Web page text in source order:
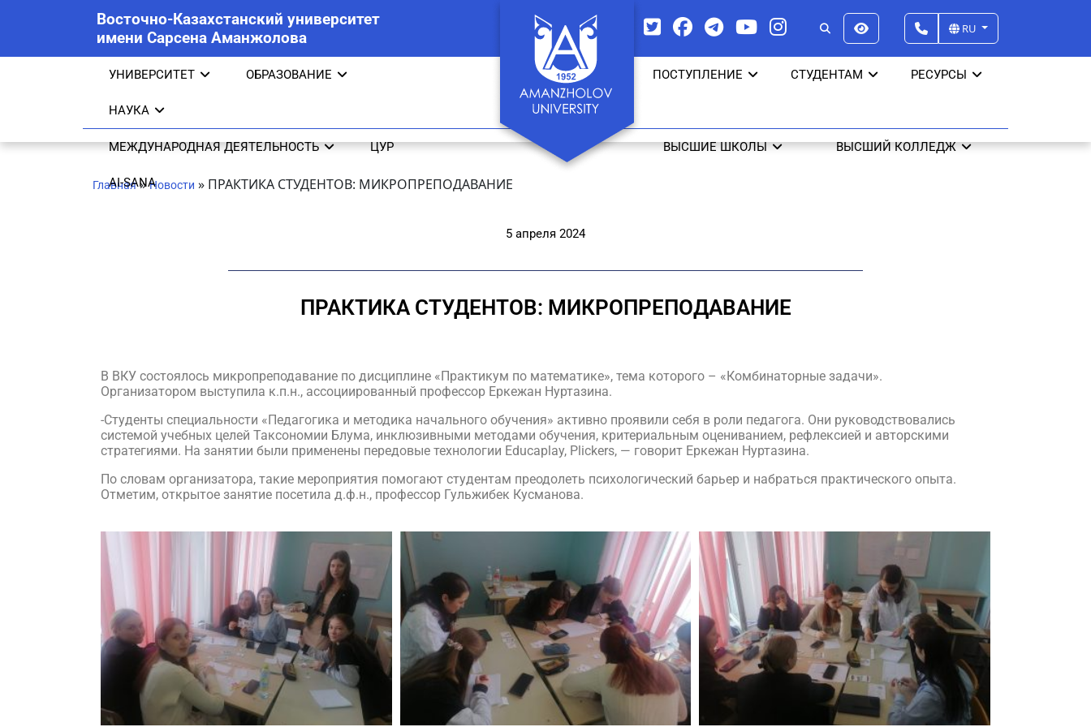
Восточно-Казахстанский университет
имени Сарсена Аманжолова
RU
УНИВЕРСИТЕТ ОБРАЗОВАНИЕ
НАУКА
ПОСТУПЛЕНИЕ СТУДЕНТАМ РЕСУРСЫ
МЕЖДУНАРОДНАЯ ДЕЯТЕЛЬНОСТЬ ЦУР
AI-SANA
ВЫСШИЕ ШКОЛЫ ВЫСШИЙ КОЛЛЕДЖ
Главная»Новости » ПРАКТИКА СТУДЕНТОВ: МИКРОПРЕПОДАВАНИЕ
5 апреля 2024
ПРАКТИКА СТУДЕНТОВ: МИКРОПРЕПОДАВАНИЕ
В ВКУ состоялось микропреподавание по дисциплине «Практикум по математике», тема которого – «Комбинаторные задачи».
Организатором выступила к.п.н., ассоциированный профессор Еркежан Нуртазина.
-Студенты специальности «Педагогика и методика начального обучения» активно проявили себя в роли педагога. Они руководствовались
системой учебных целей Таксономии Блума, инклюзивными методами обучения, критериальным оцениванием, рефлексией и авторскими
стратегиями. На занятии были применены передовые технологии Educaplay, Pliсkers, — говорит Еркежан Нуртазина.
По словам организатора, такие мероприятия помогают студентам преодолеть психологический барьер и набраться практического опыта.
Отметим, открытое занятие посетила д.ф.н., профессор Гульжибек Кусманова.